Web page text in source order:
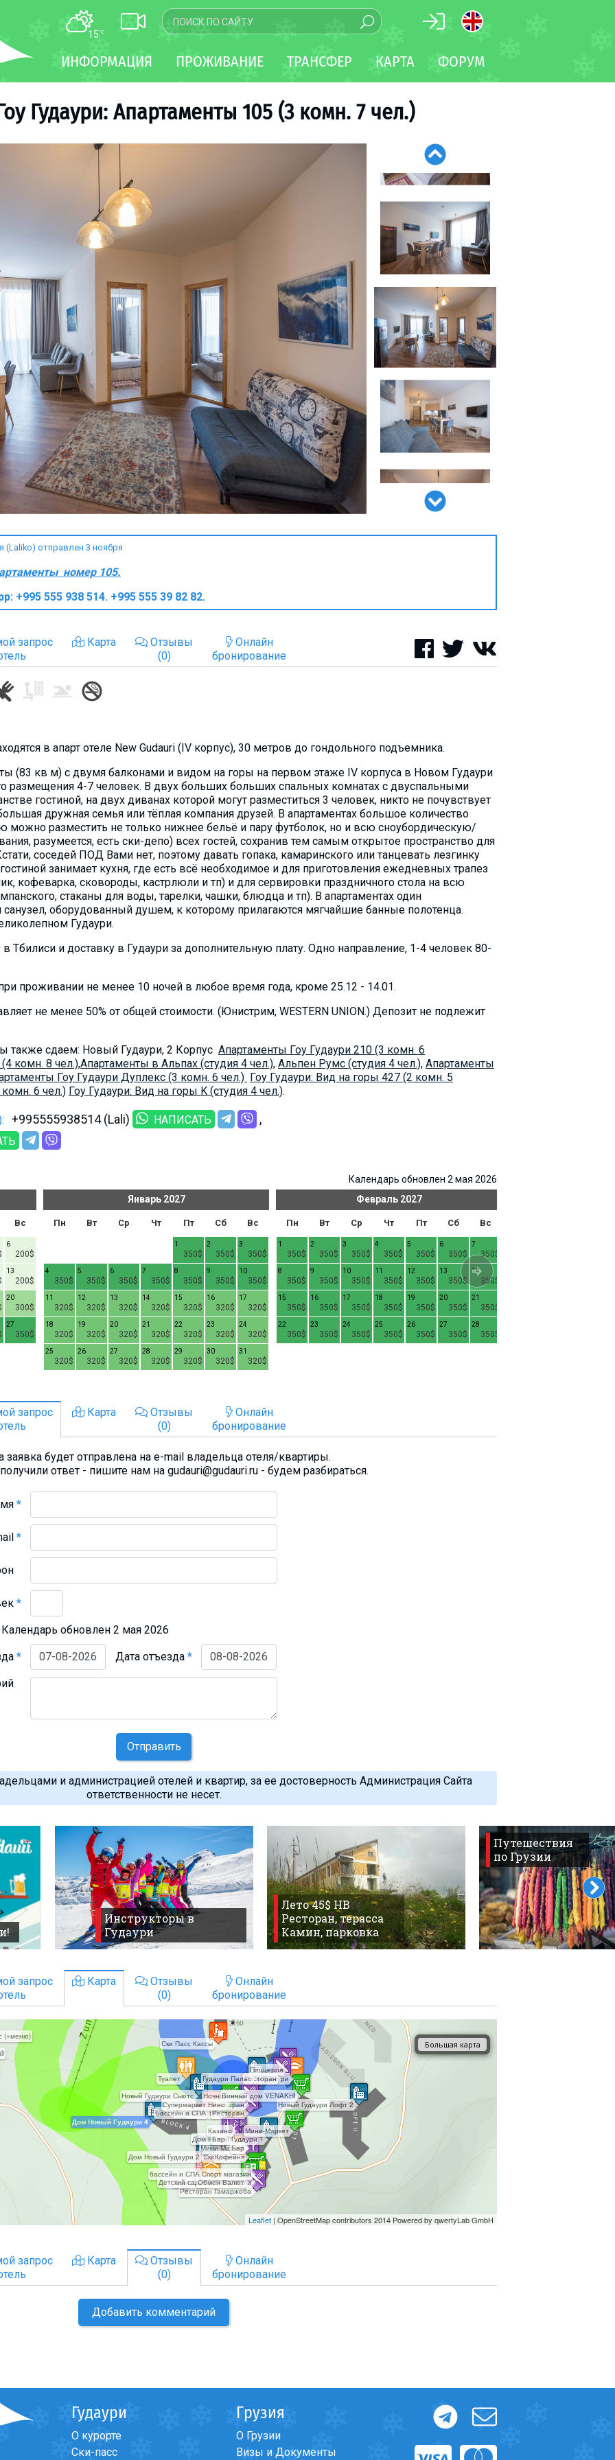
15°C
ИНФОРМАЦИЯ ПРОЖИВАНИЕ ТРАНСФЕР КАРТА ФОРУМ
Гудаури: Апартаменты 105 (3 комн. 7 чел.)
(Laliko) отправлен 3 ноября
номер 105.
+995 555 938 514. +995 555 39 82 82.
запрос
Карта
Отзывы
(0)
Онлайн
бронирование
в апарт отеле New Gudauri (IV корпус), 30 метров до гондольного подъемника.
(83 кв м) с двумя балконами и видом на горы на первом этаже IV корпуса в Новом Гудаури
размещения 4-7 человек. В двух больших больших спальных комнатах с двуспальными
гостиной, на двух диванах которой могут разместиться 3 человек, никто не почувствует
дружная семья или тёплая компания друзей. В апартаментах большое количество
можно разместить не только нижнее бельё и пару футболок, но и всю сноубордическую/
разумеется, есть ски-депо) всех гостей, сохранив тем самым открытое пространство для
соседей ПОД Вами нет, поэтому давать гопака, камаринского или танцевать лезгинку
занимает кухня, где есть всё необходимое и для приготовления ежедневных трапез
кофеварка, сковороды, кастрлюли и тп) и для сервировки праздничного стола на всю
стаканы для воды, тарелки, чашки, блюдца и тп). В апартаментах один
оборудованный душем, к которому прилагаются мягчайшие банные полотенца.
Гудаури.
Тбилиси и доставку в Гудаури за дополнительную плату. Oдно направление, 1-4 человек 80-
проживании не менее 10 ночей в любое время года, кроме 25.12 - 14.01.
не менее 50% от общей стоимости. (Юнистрим, WESTERN UNION.) Депозит не подлежит
также сдаем: Новый Гудаури, 2 Корпус Апартаменты Гоу Гудаури 210 (3 комн. 6
комн. 8 чел.),Aпартаменты в Альпах (студия 4 чел.), Альпен Румс (студия 4 чел.), Апартаменты
Гоу Гудаури Дуплекс (3 комн. 6 чел.) Гоу Гудаури: Вид на горы 427 (2 комн. 5
6 чел.) Гоу Гудаури: Вид на горы K (студия 4 чел.).
+995555938514 (Lali) НАПИСАТЬ
Календарь обновлен 2 мая 2026
Вс
200$
6
200$
13
300$
20
350$
27
Январь 2027
Пн Вт Ср Чт Пт Сб Вс
350$
1
350$
2
350$
3
350$
4
350$
5
350$
6
350$
7
350$
8
350$
9
350$
10
320$
11
320$
12
320$
13
320$
14
320$
15
320$
16
320$
17
320$
18
320$
19
320$
20
320$
21
320$
22
320$
23
320$
24
320$
25
320$
26
320$
27
320$
28
320$
29
320$
30
320$
31
Февраль 2027
Пн Вт Ср Чт Пт Сб Вс
350$
1
350$
2
350$
3
350$
4
350$
5
350$
6
350$
7
350$
8
350$
9
350$
10
350$
11
350$
12
350$
13
350$
14
350$
15
350$
16
350$
17
350$
18
350$
19
350$
20
350$
21
350$
22
350$
23
350$
24
350$
25
350$
26
350$
27
350$
28
запрос
Карта
Отзывы
(0)
Онлайн
бронирование
заявка будет отправлена на e-mail владельца отеля/квартиры.
ответ - пишите нам на gudauri@gudauri.ru - будем разбираться.
*
*
*
Календарь обновлен 2 мая 2026
* Дата отъезда*
Отправить
и администрацией отелей и квартир, за ее достоверность Администрация Сайта
ответственности не несет.
Инструкторы в
Гудаури
Лето 45$ HB
Ресторан, терасса
Камин, парковка
Путешествия
по Грузии
запрос
Карта
Отзывы
(0)
Онлайн
бронирование
запрос
Карта
Отзывы
(0)
Онлайн
бронирование
Добавить комментарий
Гудаури
О курорте
Ски-пасс
Грузия
О Грузии
Визы и Документы